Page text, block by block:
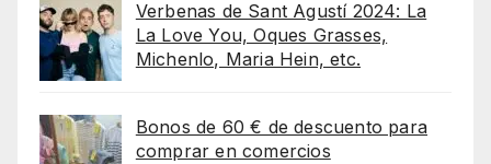
Verbenas de Sant Agustí 2024: La
La Love You, Oques Grasses,
Michenlo, Maria Hein, etc.
Bonos de 60 € de descuento para
comprar en comercios